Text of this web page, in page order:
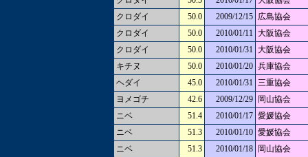
クロダイ
50.0 2009/12/15 広島協会
クロダイ
50.0 2010/01/11 大阪協会
クロダイ
50.0 2010/01/31 大阪協会
キチヌ
50.0 2010/01/20 兵庫協会
ヘダイ
45.0 2010/01/31 三重協会
ヨメゴチ
42.6 2009/12/29
岡山協会
ニベ
51.4 2010/01/17 愛媛協会
ニベ
51.3 2010/01/10 愛媛協会
ニベ
51.3 2010/01/18
岡山協会